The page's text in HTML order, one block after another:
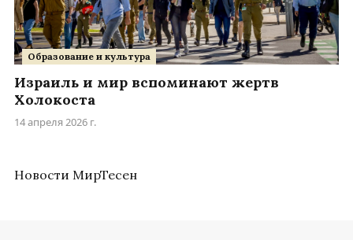
Образование и культура
Израиль и мир вспоминают жертв
Холокоста
14 апреля 2026 г.
Новости МирТесен